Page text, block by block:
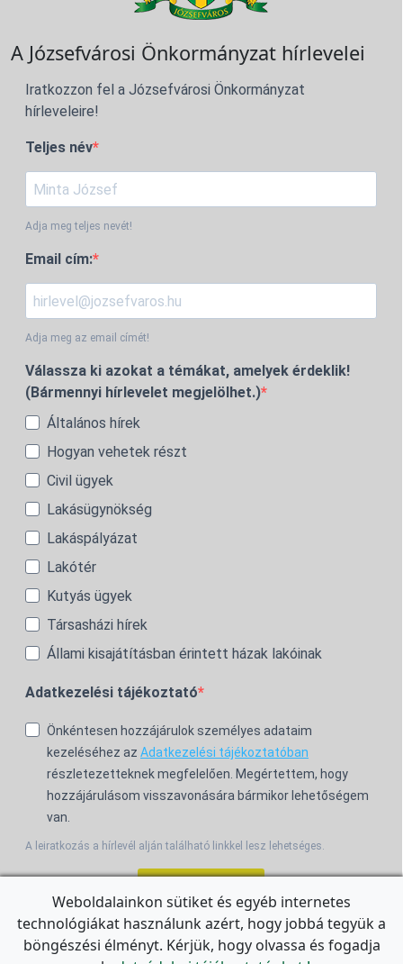
A Józsefvárosi Önkormányzat hírlevelei
Iratkozzon fel a Józsefvárosi Önkormányzat
hírleveleire!
Teljes név
Adja meg teljes nevét!
Email cím:
Adja meg az email címét!
Válassza ki azokat a témákat, amelyek érdeklik!
(Bármennyi hírlevelet megjelölhet.)
Általános hírek
Hogyan vehetek részt
Civil ügyek
Lakásügynökség
Lakáspályázat
Lakótér
Kutyás ügyek
Társasházi hírek
Állami kisajátításban érintett házak lakóinak
Adatkezelési tájékoztató
Önkéntesen hozzájárulok személyes adataim
kezeléséhez az Adatkezelési tájékoztatóban
részletezetteknek megfelelően. Megértettem, hogy
hozzájárulásom visszavonására bármikor lehetőségem
van.
A leiratkozás a hírlevél alján található linkkel lesz lehetséges.
For the English Newsletter, clickHERE.
Weboldalainkon sütiket és egyéb internetes
technológiákat használunk azért, hogy jobbá tegyük a
böngészési élményt. Kérjük, hogy olvassa és fogadja